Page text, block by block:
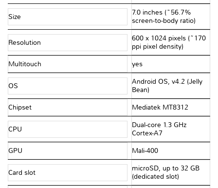
Size
7.0 inches (~56.7%
screen-to-body ratio)
Resolution
600 x 1024 pixels (~170
ppi pixel density)
Multitouch yes
OS
Android OS, v4.2 (Jelly
Bean)
Chipset Mediatek MT8312
CPU
Dual-core 1.3 GHz
Cortex-A7
GPU Mali-400
Card slot
microSD, up to 32 GB
(dedicated slot)